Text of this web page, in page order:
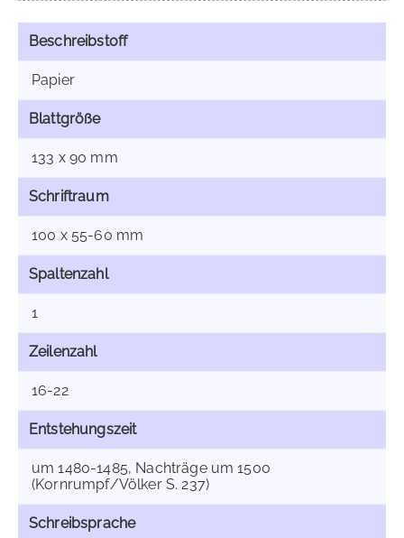
Beschreibstoff
Papier
Blattgröße
133 x 90 mm
Schriftraum
100 x 55-60 mm
Spaltenzahl
1
Zeilenzahl
16-22
Entstehungszeit
um 1480-1485, Nachträge um 1500
(Kornrumpf/Völker S. 237)
Schreibsprache